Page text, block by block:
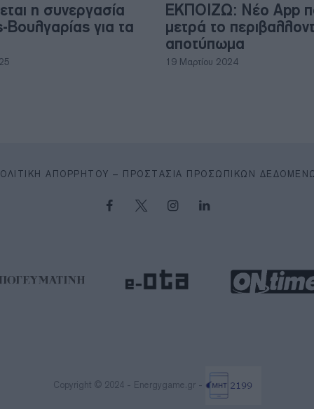
η συνεργασία
για τα
ΕΚΠΟΙΖΩ: Nέο App
μετρά το
αποτύπωμα
19 Μαρτίου 2024
ΑΠΟΡΡΉΤΟΥ – ΠΡΟΣΤΑΣΊΑ ΠΡΟΣΩΠΙΚΏΝ
Copyright © 2024 - Energygame.gr -